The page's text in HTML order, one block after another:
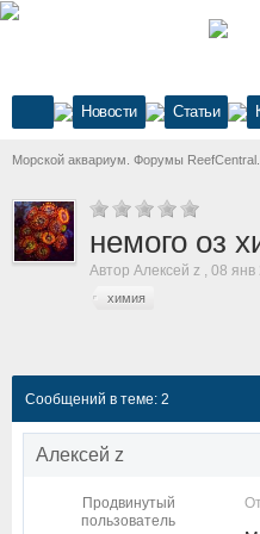
Новости Статьи
Морской аквариум. Форумы
немого оз
Автор Алексей z , 08 янв
химия
Сообщений в теме: 2
Алексей z
Продвинутый
пользователь